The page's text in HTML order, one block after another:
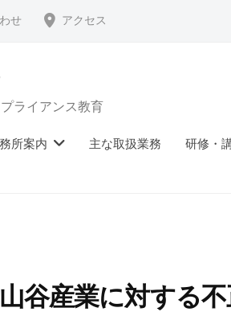
せ アクセス
ライアンス教育
所案内 主な取扱業務 研修・
谷産業に対する